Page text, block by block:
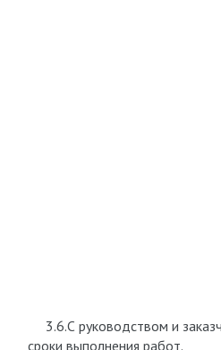
3.6.С руководством и
сроки выполнения работ.